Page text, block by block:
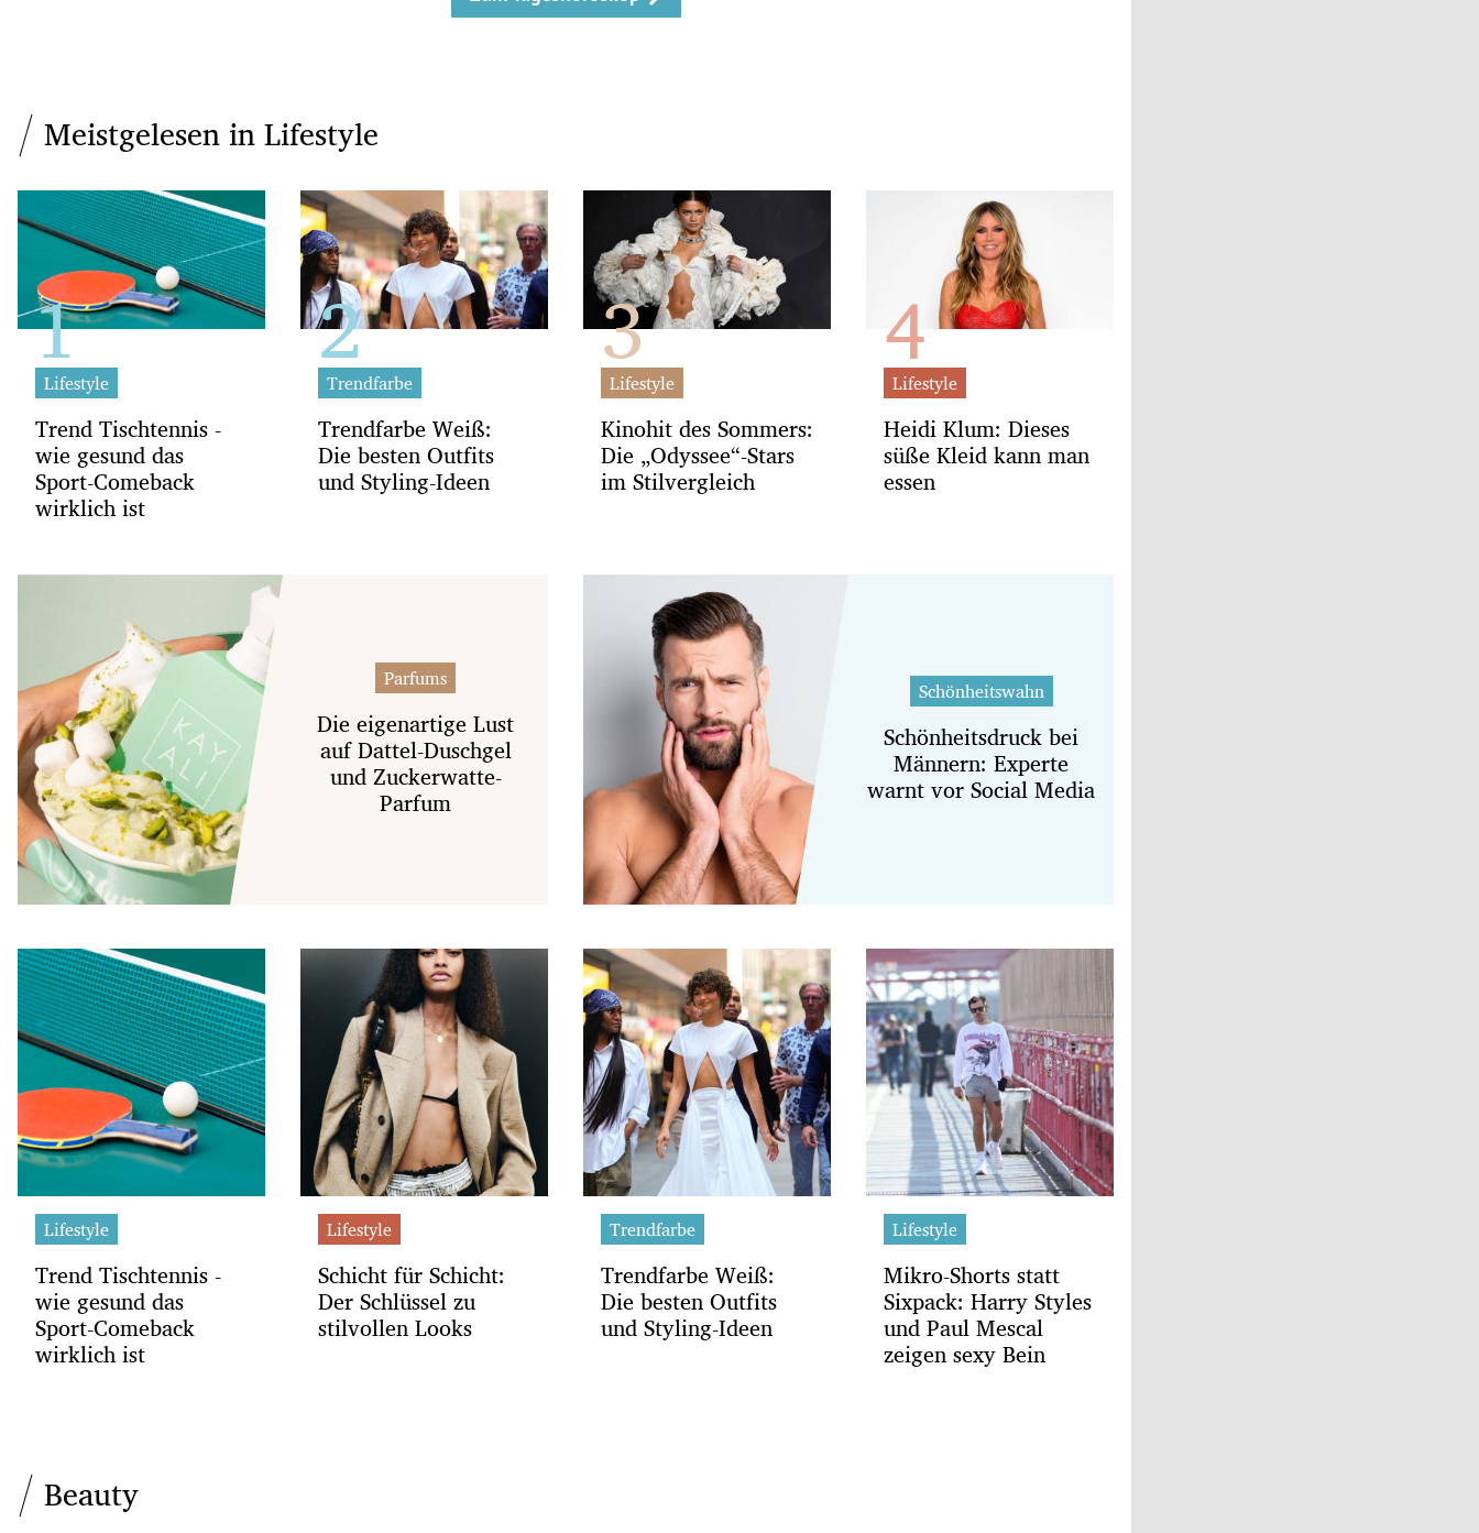
Meistgelesen in Lifestyle
Lifestyle
Trend Tischtennis -
wie gesund das
Sport-Comeback
wirklich ist
Trendfarbe
Trendfarbe Weiß:
Die besten Outfits
und Styling-Ideen
Lifestyle
Kinohit des Sommers:
Die „Odyssee“-Stars
im Stilvergleich
Lifestyle
Heidi Klum: Dieses
süße Kleid kann man
essen
Parfums
Die eigenartige Lust
auf Dattel-Duschgel
und Zuckerwatte-
Parfum
Schönheitswahn
Schönheitsdruck bei
Männern: Experte
warnt vor Social Media
Lifestyle
Trend Tischtennis -
wie gesund das
Sport-Comeback
wirklich ist
Lifestyle
Schicht für Schicht:
Der Schlüssel zu
stilvollen Looks
Trendfarbe
Trendfarbe Weiß:
Die besten Outfits
und Styling-Ideen
Lifestyle
Mikro-Shorts statt
Sixpack: Harry Styles
und Paul Mescal
zeigen sexy Bein
Beauty